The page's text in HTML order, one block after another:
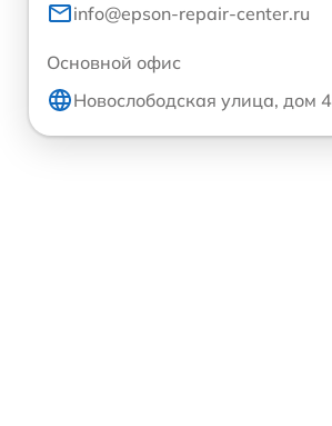
info@epson-repair-center.ru
Основной офис
Новослободская улица, дом 4